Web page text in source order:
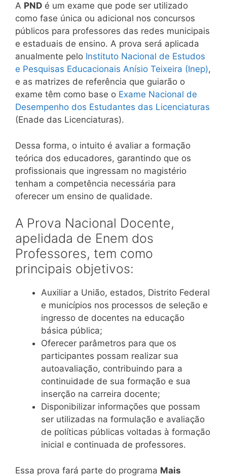
A PND é um exame que pode ser utilizado
como fase única ou adicional nos concursos
públicos para professores das redes municipais
e estaduais de ensino. A prova será aplicada
anualmente pelo Instituto Nacional de Estudos
e Pesquisas Educacionais Anísio Teixeira (Inep),
e as matrizes de referência que guiarão o
exame têm como base o Exame Nacional de
Desempenho dos Estudantes das Licenciaturas
(Enade das Licenciaturas).
Dessa forma, o intuito é avaliar a formação
teórica dos educadores, garantindo que os
profissionais que ingressam no magistério
tenham a competência necessária para
oferecer um ensino de qualidade.
A Prova Nacional Docente,
apelidada de Enem dos
Professores, tem como
principais objetivos:
Auxiliar a União, estados, Distrito Federal
e municípios nos processos de seleção e
ingresso de docentes na educação
básica pública;
Oferecer parâmetros para que os
participantes possam realizar sua
autoavaliação, contribuindo para a
continuidade de sua formação e sua
inserção na carreira docente;
Disponibilizar informações que possam
ser utilizadas na formulação e avaliação
de políticas públicas voltadas à formação
inicial e continuada de professores.
Essa prova fará parte do programa Mais